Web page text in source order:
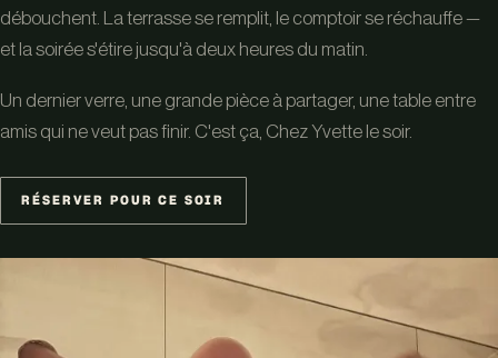
débouchent. La terrasse se remplit, le comptoir se réchauffe —
et la soirée s'étire jusqu'à deux heures du matin.
Un dernier verre, une grande pièce à partager, une table entre
amis qui ne veut pas finir. C'est ça, Chez Yvette le soir.
RÉSERVER POUR CE SOIR